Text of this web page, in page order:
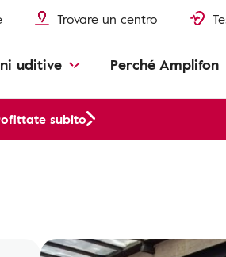
Trovare un centro
uditive Perché Amplifon
subito